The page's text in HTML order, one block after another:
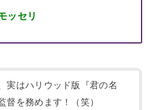
ッセリ
実はハリウッド版『君の名
督を務めます！（笑）